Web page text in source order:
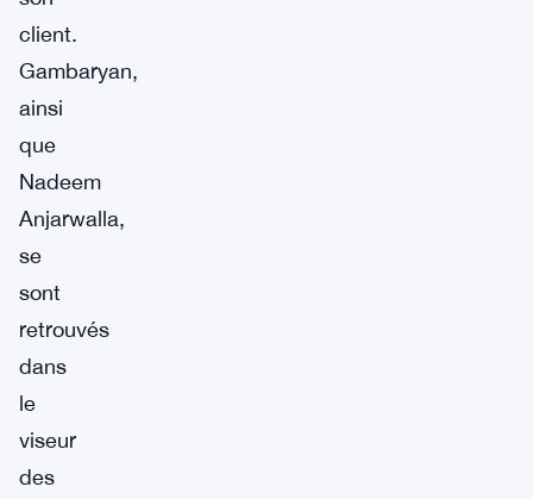
client.
Gambaryan,
ainsi
que
Nadeem
Anjarwalla,
se
sont
retrouvés
dans
le
viseur
des